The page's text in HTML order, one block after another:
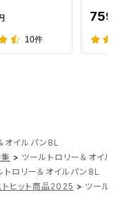
10件
759
オイルパン8L
> ツールトロリー＆オイ
トロリー＆オイルパン8L
ヒット商品2025 > ツール